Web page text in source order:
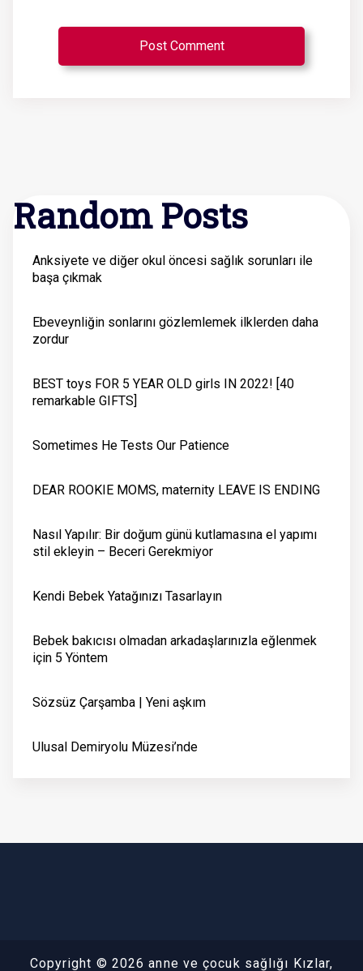
Random Posts
Anksiyete ve diğer okul öncesi sağlık sorunları ile
başa çıkmak
Ebeveynliğin sonlarını gözlemlemek ilklerden daha
zordur
BEST toys FOR 5 YEAR OLD girls IN 2022! [40
remarkable GIFTS]
Sometimes He Tests Our Patience
DEAR ROOKIE MOMS, maternity LEAVE IS ENDING
Nasıl Yapılır: Bir doğum günü kutlamasına el yapımı
stil ekleyin – Beceri Gerekmiyor
Kendi Bebek Yatağınızı Tasarlayın
Bebek bakıcısı olmadan arkadaşlarınızla eğlenmek
için 5 Yöntem
Sözsüz Çarşamba | Yeni aşkım
Ulusal Demiryolu Müzesi’nde
Copyright © 2026 anne ve çocuk sağlığı Kızlar,